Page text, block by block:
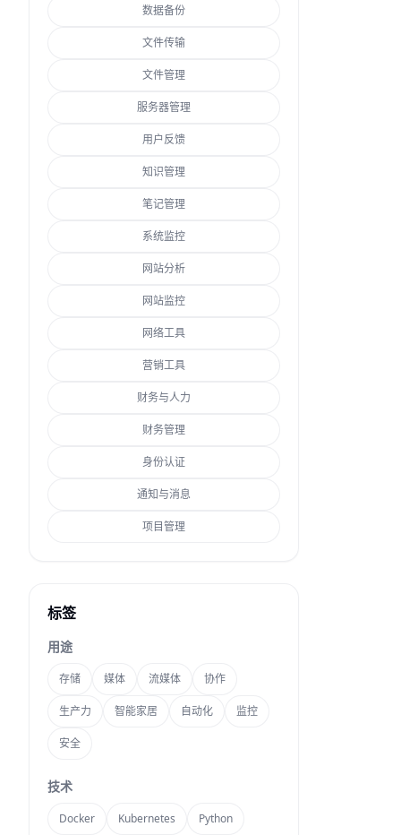
数据备份
文件传输
文件管理
服务器管理
用户反馈
知识管理
笔记管理
系统监控
网站分析
网站监控
网络工具
营销工具
财务与人力
财务管理
身份认证
通知与消息
项目管理
标签
用途
存储 媒体 流媒体 协作
生产力 智能家居 自动化 监控
安全
技术
Docker Kubernetes Python